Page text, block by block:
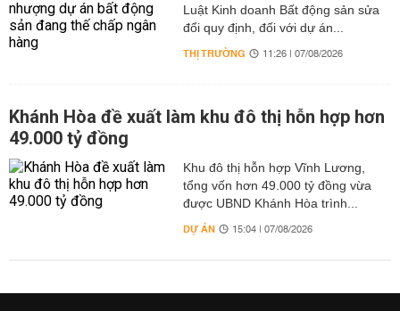
Luật Kinh doanh Bất động sản sửa
đổi quy định, đối với dự án...
THỊ TRƯỜNG 11:26 | 07/08/2026
Khánh Hòa đề xuất làm khu đô thị hỗn hợp hơn
49.000 tỷ đồng
Khu đô thị hỗn hợp Vĩnh Lương,
tổng vốn hơn 49.000 tỷ đồng vừa
được UBND Khánh Hòa trình...
DỰ ÁN 15:04 | 07/08/2026